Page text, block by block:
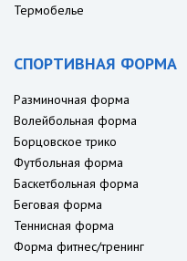
Термобелье
СПОРТИВНАЯ ФОРМА
Разминочная форма
Волейбольная форма
Борцовское трико
Футбольная форма
Баскетбольная форма
Беговая форма
Теннисная форма
Форма фитнес/тренинг